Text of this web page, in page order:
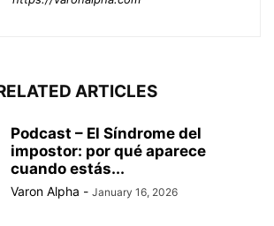
ARTICLES
Podcast – El Síndrome del
impostor: por qué aparece
cuando estás...
Varon Alpha - January 16, 2026